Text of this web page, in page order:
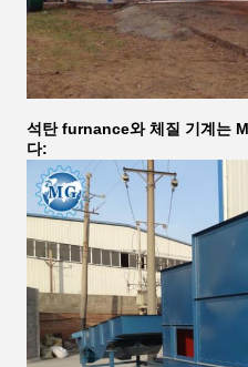
석탄 furnance와 체질 기계는
다: